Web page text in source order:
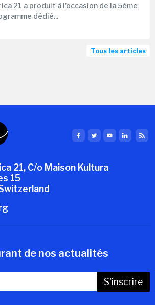
21 a produit à l’occasion de la 5ème
dédié...
Tous les articles
21, C/o Maison Kultura
15
de nos actualités